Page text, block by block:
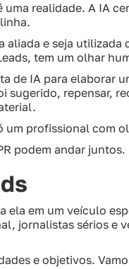
realidade. A IA
e seja
tem um olhar
de IA para elaborar
repensar,
profissional com
podem andar
ela em um veículo
jornalistas sérios e
e objetivos.